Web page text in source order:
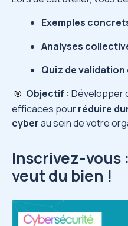
Exemples
Analyses
Quiz de validation
🎯 Objectif : Développer
efficaces pourréduire
cyberau sein de votre
Inscrivez-vous
veut du bien !